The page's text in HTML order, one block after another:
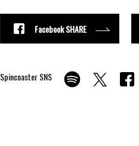
Facebook SHARE
Spincoaster SNS